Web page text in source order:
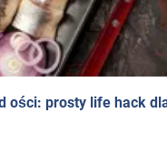
ości: prosty life hack